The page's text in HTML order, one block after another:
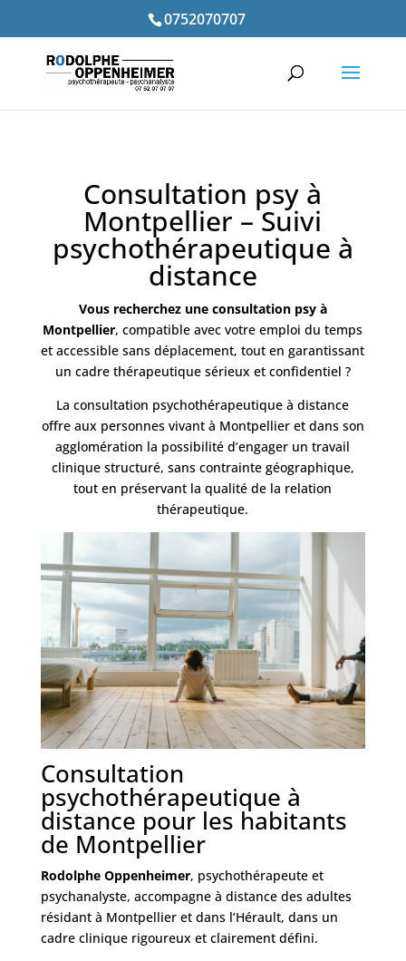
0752070707
Consultation psy à
Montpellier – Suivi
psychothérapeutique à
distance
Vous recherchez une consultation psy à
Montpellier, compatible avec votre emploi du temps
et accessible sans déplacement, tout en garantissant
un cadre thérapeutique sérieux et confidentiel ?
La consultation psychothérapeutique à distance
offre aux personnes vivant à Montpellier et dans son
agglomération la possibilité d’engager un travail
clinique structuré, sans contrainte géographique,
tout en préservant la qualité de la relation
thérapeutique.
Consultation
psychothérapeutique à
distance pour les habitants
de Montpellier
Rodolphe Oppenheimer, psychothérapeute et
psychanalyste, accompagne à distance des adultes
résidant à Montpellier et dans l’Hérault, dans un
cadre clinique rigoureux et clairement défini.